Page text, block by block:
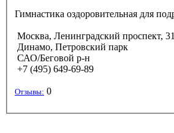
Гимнастика оздоровительная для
Москва, Ленинградский проспект,
Динамо, Петровский парк
САО/Беговой р-н
+7 (495) 649-69-89
Отзывы: 0